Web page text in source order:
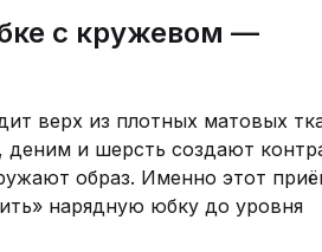
с кружевом —
верх из плотных матовых
деним и шерсть создают
образ. Именно этот
нарядную юбку до уровня